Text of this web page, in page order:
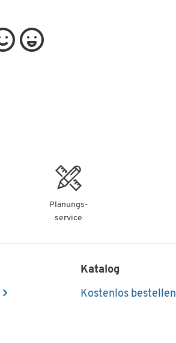
Planungs-
service
Katalog
Kostenlos bestellen